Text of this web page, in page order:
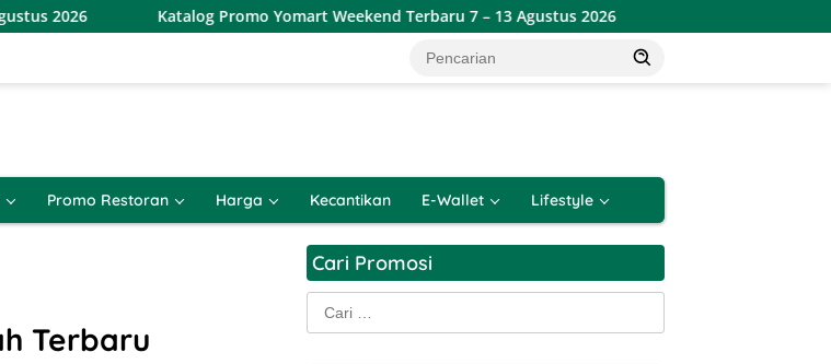
Katalog Promo Yomart Weekend Terbaru 7 – 13 Agustus 2026 Promo KJSM Hari Hari Pasar
Promo Restoran Harga Kecantikan E-Wallet Lifestyle
Terbaru
Cari Promosi
Cari
untuk: